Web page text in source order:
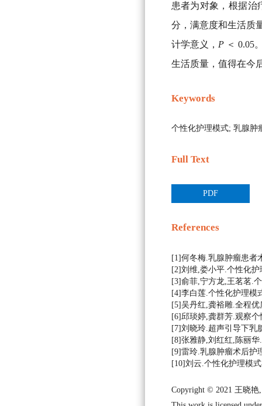
患者为对象，根据治
分，满意度和生活质
计学意义， P ＜ 0.05
生活质量，值得在今
Keywords
个性化护理模式; 乳腺肿
Full Text
PDF
References
[1]何冬梅.乳腺肿瘤患者
[2]刘维,娄小平.个性化
[3]俞菲,宁方龙,王茗茗.
[4]李白莲.个性化护理模
[5]吴丹红,龚裕雕.全程优
[6]邱琰婷,龚群芳.观察
[7]刘晓玲.超声引导下乳
[8]张雅静,刘红红,陈丽
[9]雷玲.乳腺肿瘤术后护
[10]刘云.个性化护理模
Copyright © 2021 王晓